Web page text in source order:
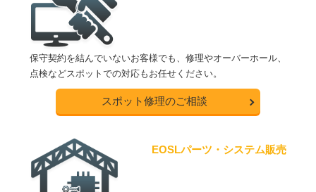
保守契約を結んでいないお客様でも、修理やオーバーホール、
点検などスポットでの対応もお任せください。
スポット修理のご相談
EOSLパーツ・システム販売